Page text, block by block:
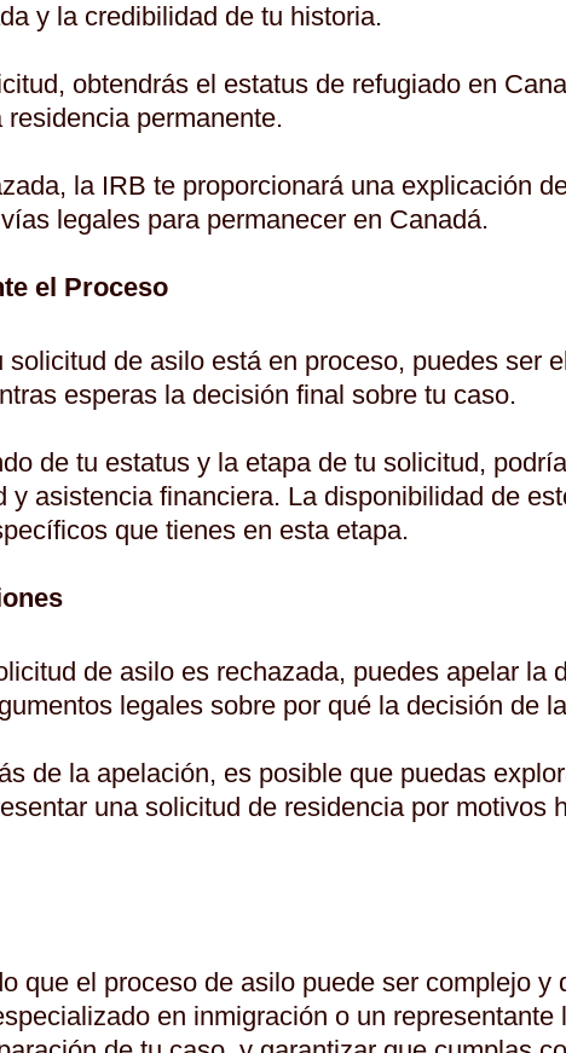
y la credibilidad de tu historia.
obtendrás el estatus de refugiado en
permanente.
la IRB te proporcionará una explicación
legales para permanecer en Canadá.
el Proceso
solicitud de asilo está en proceso, puedes ser
esperas la decisión final sobre tu caso.
de tu estatus y la etapa de tu solicitud,
asistencia financiera. La disponibilidad de
que tienes en esta etapa.
de asilo es rechazada, puedes apelar la
legales sobre por qué la decisión de
de la apelación, es posible que puedas
una solicitud de residencia por motivos
que el proceso de asilo puede ser complejo
en inmigración o un